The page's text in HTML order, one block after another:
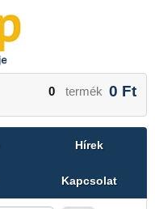
0 termék 0 Ft
Hírek
Kapcsolat